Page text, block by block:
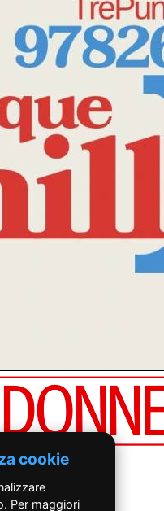
cookie
Per maggiori